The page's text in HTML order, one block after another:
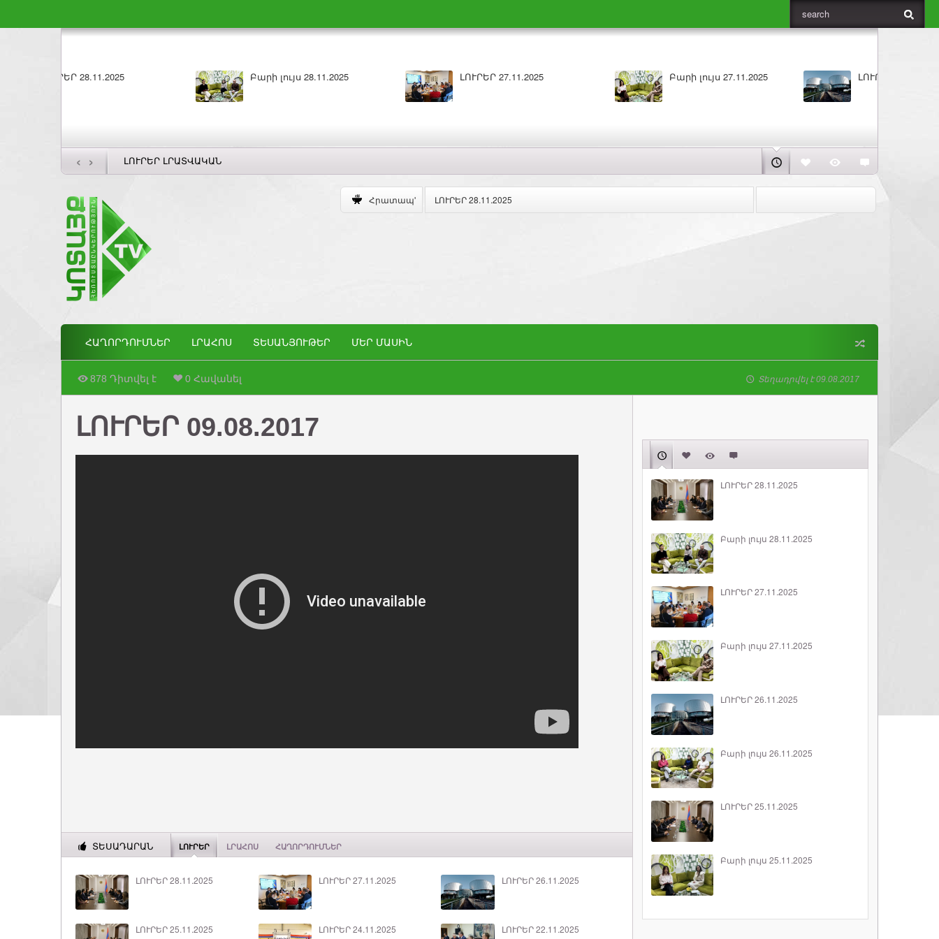
Բարի լույս 27.11.2025 ԼՈՒՐԵՐ 26.11.2025 Բարի լույս 26.11.2025 ԼՈՒՐԵՐ 25.11.2025
‹ › ԼՈՒՐԵՐ ԼՐԱՏՎԱԿԱՆ
Հրատապ' ԼՈՒՐԵՐ 28.11.2025
ՀԱՂՈՐԴՈՒՄՆԵՐ ԼՐԱՀՈՍ ՏԵՍԱՆՅՈՒԹԵՐ ՄԵՐ ՄԱՍԻՆ
878 Դիտվել է 0 Հավանել Տեղադրվել է 09.08.2017
ԼՈՒՐԵՐ 09.08.2017
ՏԵՍԱԴԱՐԱՆ ԼՈՒՐԵՐ ԼՐԱՀՈՍ ՀԱՂՈՐԴՈՒՄՆԵՐ
ԼՈՒՐԵՐ 28.11.2025 ԼՈՒՐԵՐ 27.11.2025 ԼՈՒՐԵՐ 26.11.2025
ԼՈՒՐԵՐ 25.11.2025 ԼՈՒՐԵՐ 24.11.2025 ԼՈՒՐԵՐ 22.11.2025
ԼՈՒՐԵՐ 28.11.2025
Բարի լույս 28.11.2025
ԼՈՒՐԵՐ 27.11.2025
Բարի լույս 27.11.2025
ԼՈՒՐԵՐ 26.11.2025
Բարի լույս 26.11.2025
ԼՈՒՐԵՐ 25.11.2025
Բարի լույս 25.11.2025